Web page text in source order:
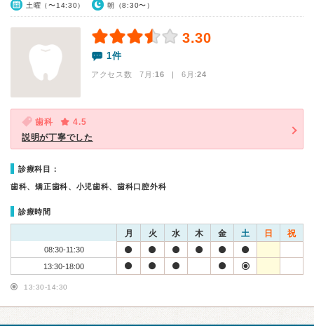
土曜（〜14:30） 朝（8:30〜）
3.30
1件
アクセス数 7月:16 | 6月:24
歯科
4.5
説明が丁寧でした
診療科目：
歯科、矯正歯科、小児歯科、歯科口腔外科
診療時間
月 火 水 木 金 土 日 祝
08:30-11:30
13:30-18:00
13:30-14:30